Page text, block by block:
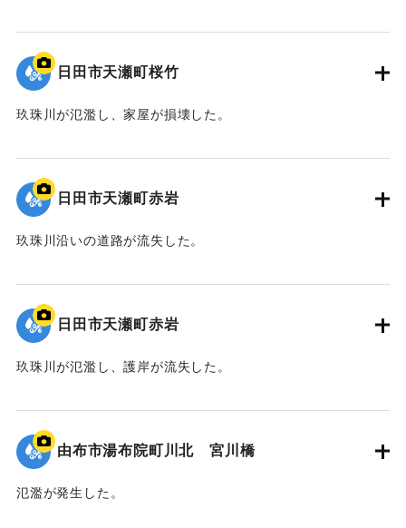
2020/7/6｜固有コード:01215079
日田市天瀬町桜竹
玖珠川が氾濫し、家屋が損壊した。
2020/7/6｜固有コード:01215078
日田市天瀬町赤岩
玖珠川沿いの道路が流失した。
2020/7/6｜固有コード:01215077
日田市天瀬町赤岩
玖珠川が氾濫し、護岸が流失した。
2020/7/6｜固有コード:01215076
由布市湯布院町川北 宮川橋
氾濫が発生した。